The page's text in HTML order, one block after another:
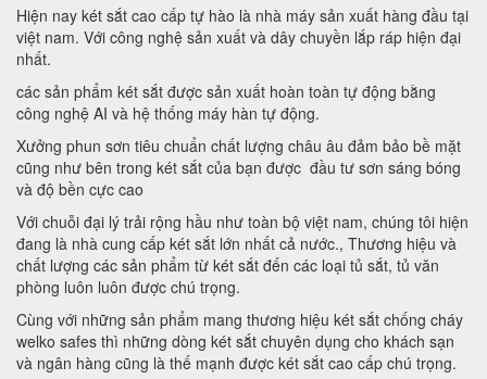
Hiện nay két sắt cao cấp tự hào là nhà máy sản xuất hàng đầu tại
việt nam. Với công nghệ sản xuất và dây chuyền lắp ráp hiện đại
nhất.
các sản phẩm két sắt được sản xuất hoàn toàn tự động bằng
công nghệ AI và hệ thống máy hàn tự động.
Xưởng phun sơn tiêu chuẩn chất lượng châu âu đảm bảo bề mặt
cũng như bên trong két sắt của bạn được đầu tư sơn sáng bóng
và độ bền cực cao
Với chuỗi đại lý trải rộng hầu như toàn bộ việt nam, chúng tôi hiện
đang là nhà cung cấp két sắt lớn nhất cả nước., Thương hiệu và
chất lượng các sản phẩm từ két sắt đến các loại tủ sắt, tủ văn
phòng luôn luôn được chú trọng.
Cùng với những sản phẩm mang thương hiệu két sắt chống cháy
welko safes thì những dòng két sắt chuyên dụng cho khách sạn
và ngân hàng cũng là thế mạnh được két sắt cao cấp chú trọng.